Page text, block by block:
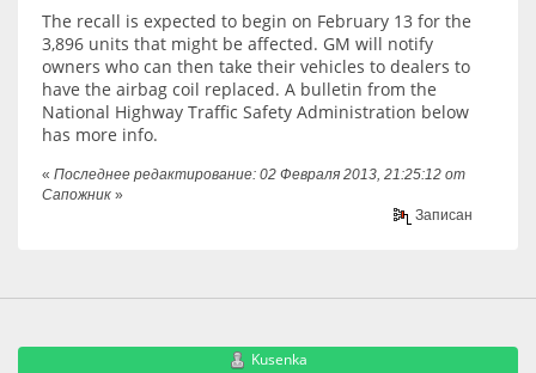
The recall is expected to begin on February 13 for the
3,896 units that might be affected. GM will notify
owners who can then take their vehicles to dealers to
have the airbag coil replaced. A bulletin from the
National Highway Traffic Safety Administration below
has more info.
« Последнее редактирование: 02 Февраля 2013, 21:25:12 от
Сапожник »
Записан
Kusenka